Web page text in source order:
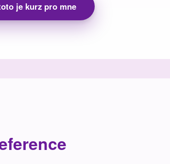
je kurz pro mne